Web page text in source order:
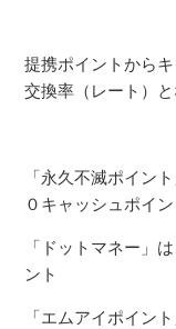
提携ポイントから
交換率（レート）と
「永久不滅ポイン
０キャッシュポイン
「ドットマネー」
ント
「エムアイポイン